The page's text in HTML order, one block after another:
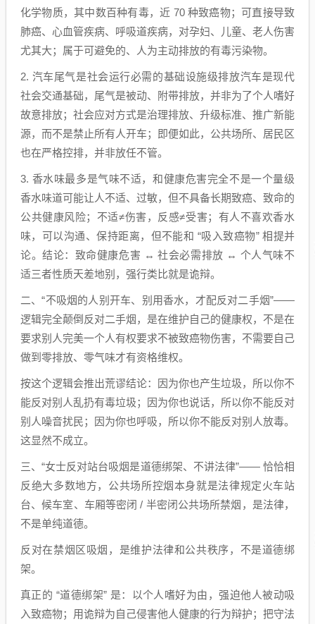
化学物质，其中数百种有毒，近 70 种致癌物；可直接导致
肺癌、心血管疾病、呼吸道疾病，对孕妇、儿童、老人伤害
尤其大；属于可避免的、人为主动排放的有毒污染物。
2. 汽车尾气是社会运行必需的基础设施级排放汽车是现代
社会交通基础，尾气是被动、附带排放，并非为了个人嗜好
故意排放；社会应对方式是治理排放、升级标准、推广新能
源，而不是禁止所有人开车；即便如此，公共场所、居民区
也在严格控排，并非放任不管。
3. 香水味最多是气味不适，和健康危害完全不是一个量级
香水味道可能让人不适、过敏，但不具备长期致癌、致命的
公共健康风险；不适≠伤害，反感≠受害；有人不喜欢香水
味，可以沟通、保持距离，但不能和 “吸入致癌物” 相提并
论。结论：致命健康危害 ↔ 社会必需排放 ↔ 个人气味不
适三者性质天差地别，强行类比就是诡辩。
二、“不吸烟的人别开车、别用香水，才配反对二手烟”——
逻辑完全颠倒反对二手烟，是在维护自己的健康权，不是在
要求别人完美一个人有权要求不被致癌物伤害，不需要自己
做到零排放、零气味才有资格维权。
按这个逻辑会推出荒谬结论：因为你也产生垃圾，所以你不
能反对别人乱扔有毒垃圾；因为你也说话，所以你不能反对
别人噪音扰民；因为你也呼吸，所以你不能反对别人放毒。
这显然不成立。
三、“女士反对站台吸烟是道德绑架、不讲法律”—— 恰恰相
反绝大多数地方，公共场所控烟本身就是法律规定火车站
台、候车室、车厢等密闭 / 半密闭公共场所禁烟，是法律，
不是单纯道德。
反对在禁烟区吸烟，是维护法律和公共秩序，不是道德绑
架。
真正的 “道德绑架” 是：以个人嗜好为由，强迫他人被动吸
入致癌物；用诡辩为自己侵害他人健康的行为辩护；把守法